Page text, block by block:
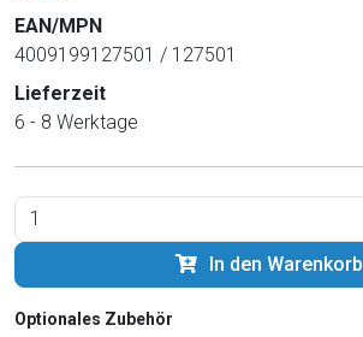
EAN/MPN
4009199127501 / 127501
Lieferzeit
6 - 8 Werktage
In den Warenkorb
Optionales Zubehör